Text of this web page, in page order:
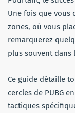
Une fois que vous
zones, où vous
remarquerez
plus souvent dans
Ce guide détaille
cercles de PUBG
tactiques